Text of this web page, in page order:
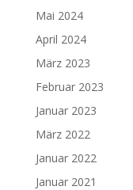
Mai 2024
April 2024
März 2023
Februar 2023
Januar 2023
März 2022
Januar 2022
Januar 2021